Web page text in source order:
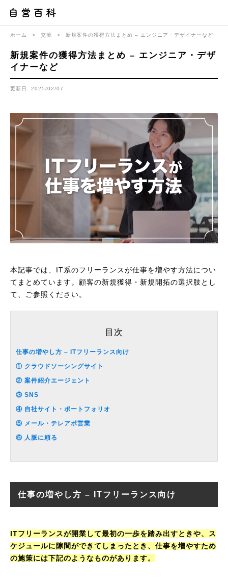
ホーム > 交流 > 新規案件の獲得方法まとめ – エンジニア・デザイナーなど
新規案件の獲得方法まとめ – エンジニア・デザ
イナーなど
更新日: 2025/02/07
本記事では、IT系のフリーランスが仕事を増やす方法につい
てまとめています。顧客の新規獲得・新規開拓の選択肢とし
て、ご参照ください。
目次
仕事の増やし方 – ITフリーランス向け
① クラウドソーシングサイト
② 案件紹介エージェント
③ SNS
④ 自社サイト・ポートフォリオ
⑤ メール・テレアポ営業
⑥ 人脈に頼る
仕事の増やし方 – ITフリーランス向け
ITフリーランスが開業して最初の一歩を踏み出すときや、ス
ケジュールに隙間ができてしまったとき、仕事を増やすため
の施策には下記のようなものがあります。